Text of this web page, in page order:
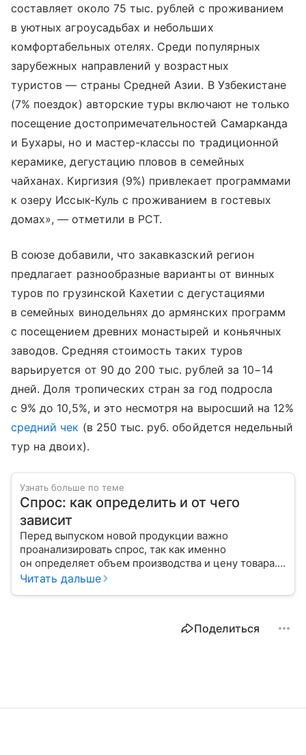
составляет около 75 тыс. рублей с проживанием
в уютных агроусадьбах и небольших
комфортабельных отелях. Среди популярных
зарубежных направлений у возрастных
туристов — страны Средней Азии. В Узбекистане
(7% поездок) авторские туры включают не только
посещение достопримечательностей Самарканда
и Бухары, но и мастер-классы по традиционной
керамике, дегустацию пловов в семейных
чайханах. Киргизия (9%) привлекает программами
к озеру Иссык-Куль с проживанием в гостевых
домах», — отметили в РСТ.
В союзе добавили, что закавказский регион
предлагает разнообразные варианты от винных
туров по грузинской Кахетии с дегустациями
в семейных винодельнях до армянских программ
с посещением древних монастырей и коньячных
заводов. Средняя стоимость таких туров
варьируется от 90 до 200 тыс. рублей за 10−14
дней. Доля тропических стран за год подросла
с 9% до 10,5%, и это несмотря на выросший на 12%
средний чек (в 250 тыс. руб. обойдется недельный
тур на двоих).
Узнать больше по теме
Спрос: как определить и от чего
зависит
Перед выпуском новой продукции важно
проанализировать спрос, так как именно
он определяет объем производства и цену товара.
С помощью эксперта расскажем, как рассчитать
Читать дальше
Поделиться